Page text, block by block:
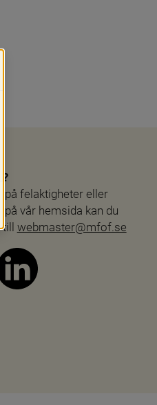
på felaktigheter eller
på vår hemsida kan du
till webmaster@mfof.se